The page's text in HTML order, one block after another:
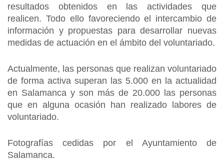
resultados obtenidos en las actividades que
realicen. Todo ello favoreciendo el intercambio de
información y propuestas para desarrollar nuevas
medidas de actuación en el ámbito del voluntariado.
Actualmente, las personas que realizan voluntariado
de forma activa superan las 5.000 en la actualidad
en Salamanca y son más de 20.000 las personas
que en alguna ocasión han realizado labores de
voluntariado.
Fotografías cedidas por el Ayuntamiento de
Salamanca.